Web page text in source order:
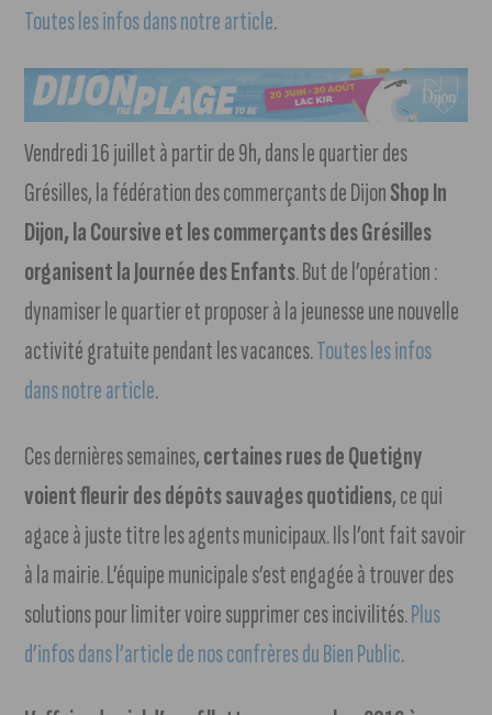
Toutes les infos dans notre article.
Vendredi 16 juillet à partir de 9h, dans le quartier des
Grésilles, la fédération des commerçants de DijonShop In
Dijon, la Coursive et les commerçants des Grésilles
organisent la Journée des Enfants. But de l’opération :
dynamiser le quartier et proposer à la jeunesse une nouvelle
activité gratuite pendant les vacances.Toutes les infos
dans notre article.
Ces dernières semaines,certaines rues de Quetigny
voient fleurir des dépôts sauvages quotidiens, ce qui
agace à juste titre les agents municipaux. Ils l’ont fait savoir
à la mairie. L’équipe municipale s’est engagée à trouver des
solutions pour limiter voire supprimer ces incivilités.Plus
d’infos dans l’article de nos confrères du Bien Public.